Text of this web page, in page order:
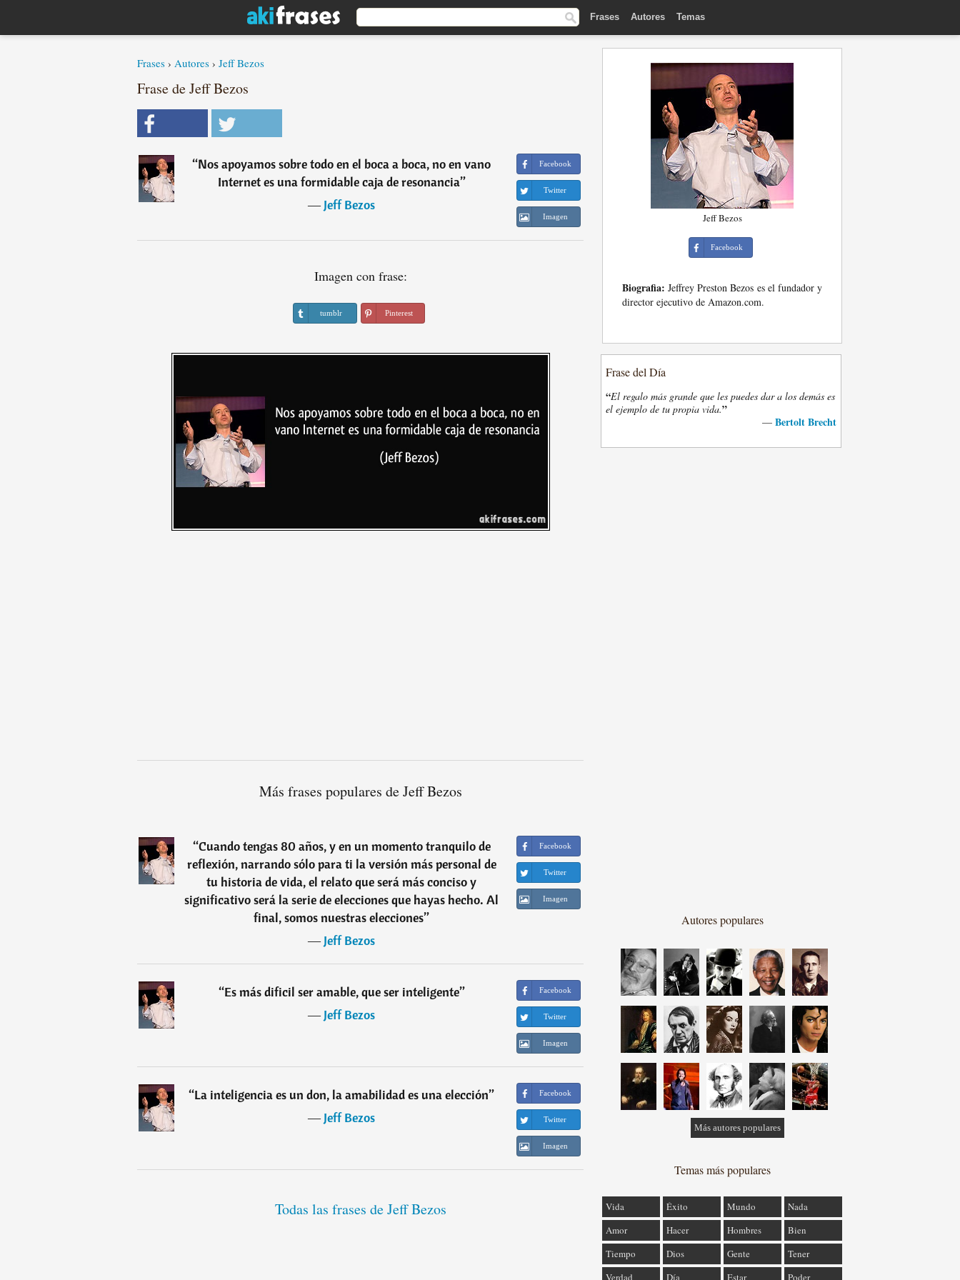
Frases Autores Temas
Frases › Autores › Jeff Bezos
Frase de Jeff Bezos
“Nos apoyamos sobre todo en el boca a boca, no en vano
Internet es una formidable caja de resonancia”
―Jeff Bezos
Facebook
Twitter
Imagen
Imagen con frase:
tumblr Pinterest
Más frases populares de Jeff Bezos
“Cuando tengas 80 años, y en un momento tranquilo de
reflexión, narrando sólo para ti la versión más personal de
tu historia de vida, el relato que será más conciso y
significativo será la serie de elecciones que hayas hecho. Al
final, somos nuestras elecciones”
―Jeff Bezos
Facebook
Twitter
Imagen
“Es más dificil ser amable, que ser inteligente”
―Jeff Bezos
Facebook
Twitter
Imagen
“La inteligencia es un don, la amabilidad es una elección”
―Jeff Bezos
Facebook
Twitter
Imagen
Todas las frases de Jeff Bezos
Jeff Bezos
Facebook
Biografia: Jeffrey Preston Bezos es el fundador y
director ejecutivo de Amazon.com.
Frase del Día
“El regalo más grande que les puedes dar a los demás es
el ejemplo de tu propia vida.”
— Bertolt Brecht
Autores populares
Más autores populares
Temas más populares
Vida Éxito Mundo
Nada
Amor
Hacer Hombres
Bien
Tiempo
Dios Gente
Tener
Verdad
Día Estar Poder